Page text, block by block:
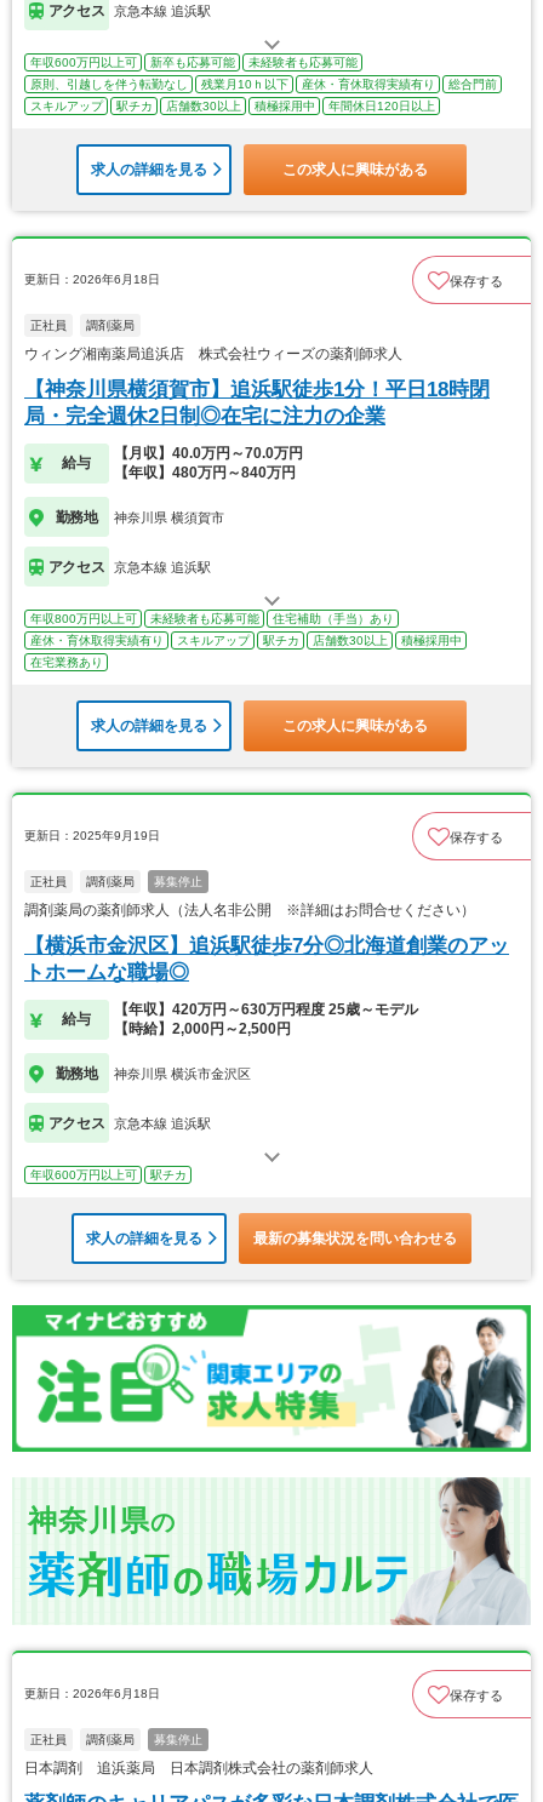
アクセス 京急本線 追浜駅
年収600万円以上可 新卒も応募可能
未経験者も応募可能
原則、引越しを伴う転勤なし
残業月10ｈ以下 産休・育休取得実績有り
総合門前
スキルアップ
駅チカ 店舗数30以上 積極採用中 年間休日120日以上
求人の詳細を見る この求人に興味がある
更新日：2026年6月18日 保存する
正社員 調剤薬局
ウィング湘南薬局追浜店 株式会社ウィーズの薬剤師求人
【神奈川県横須賀市】追浜駅徒歩1分！平日18時閉
局・完全週休2日制◎在宅に注力の企業
給与
【月収】40.0万円～70.0万円
【年収】480万円～840万円
勤務地 神奈川県 横須賀市
アクセス 京急本線 追浜駅
年収800万円以上可 未経験者も応募可能
住宅補助（手当）あり
産休・育休取得実績有り
スキルアップ 駅チカ 店舗数30以上
積極採用中
在宅業務あり
求人の詳細を見る この求人に興味がある
更新日：2025年9月19日 保存する
正社員 調剤薬局 募集停止
調剤薬局の薬剤師求人（法人名非公開 ※詳細はお問合せください）
【横浜市金沢区】追浜駅徒歩7分◎北海道創業のアッ
トホームな職場◎
給与
【年収】420万円～630万円程度 25歳～モデル
【時給】2,000円～2,500円
勤務地 神奈川県 横浜市金沢区
アクセス 京急本線 追浜駅
年収600万円以上可 駅チカ
求人の詳細を見る 最新の募集状況を問い合わせる
神奈川県の
更新日：2026年6月18日 保存する
正社員 調剤薬局 募集停止
日本調剤 追浜薬局 日本調剤株式会社の薬剤師求人